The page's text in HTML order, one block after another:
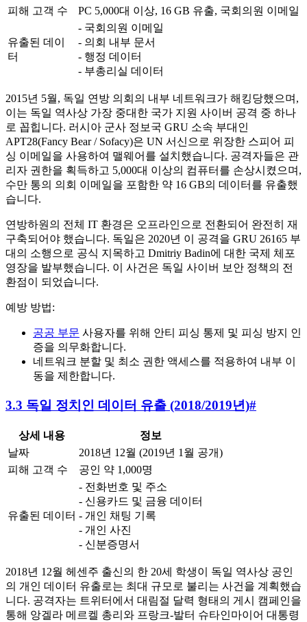
피해 고객 수
PC 5,000대 이상, 16 GB 유출, 국회의원 이메일
유출된 데이
터
- 국회의원 이메일
- 의회 내부 문서
- 행정 데이터
- 부총리실 데이터
2015년 5월, 독일 연방 의회의 내부 네트워크가 해킹당했으며,
이는 독일 역사상 가장 중대한 국가 지원 사이버 공격 중 하나
로 꼽힙니다. 러시아 군사 정보국 GRU 소속 부대인
APT28(Fancy Bear / Sofacy)은 UN 서신으로 위장한 스피어 피
싱 이메일을 사용하여 맬웨어를 설치했습니다. 공격자들은 관
리자 권한을 획득하고 5,000대 이상의 컴퓨터를 손상시켰으며,
수만 통의 의회 이메일을 포함한 약 16 GB의 데이터를 유출했
습니다.
연방하원의 전체 IT 환경은 오프라인으로 전환되어 완전히 재
구축되어야 했습니다. 독일은 2020년 이 공격을 GRU 26165 부
대의 소행으로 공식 지목하고 Dmitriy Badin에 대한 국제 체포
영장을 발부했습니다. 이 사건은 독일 사이버 보안 정책의 전
환점이 되었습니다.
예방 방법:
공공 부문 사용자를 위해 안티 피싱 통제 및 피싱 방지 인
증을 의무화합니다.
네트워크 분할 및 최소 권한 액세스를 적용하여 내부 이
동을 제한합니다.
3.3 독일 정치인 데이터 유출 (2018/2019년)#
상세 내용
정보
날짜
2018년 12월 (2019년 1월 공개)
피해 고객 수
공인 약 1,000명
유출된 데이터
- 전화번호 및 주소
- 신용카드 및 금융 데이터
- 개인 채팅 기록
- 개인 사진
- 신분증명서
2018년 12월 헤센주 출신의 한 20세 학생이 독일 역사상 공인
의 개인 데이터 유출로는 최대 규모로 불리는 사건을 계획했습
니다. 공격자는 트위터에서 대림절 달력 형태의 게시 캠페인을
통해 앙겔라 메르켈 총리와 프랑크-발터 슈타인마이어 대통령